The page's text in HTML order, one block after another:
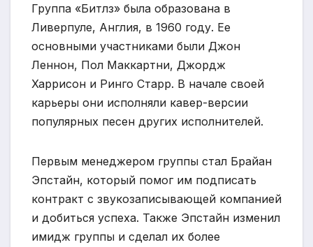
Группа «Битлз» была образована в
Ливерпуле, Англия, в 1960 году. Ее
основными участниками были Джон
Леннон, Пол Маккартни, Джордж
Харрисон и Ринго Старр. В начале своей
карьеры они исполняли кавер-версии
популярных песен других исполнителей.
Первым менеджером группы стал Брайан
Эпстайн, который помог им подписать
контракт с звукозаписывающей компанией
и добиться успеха. Также Эпстайн изменил
имидж группы и сделал их более